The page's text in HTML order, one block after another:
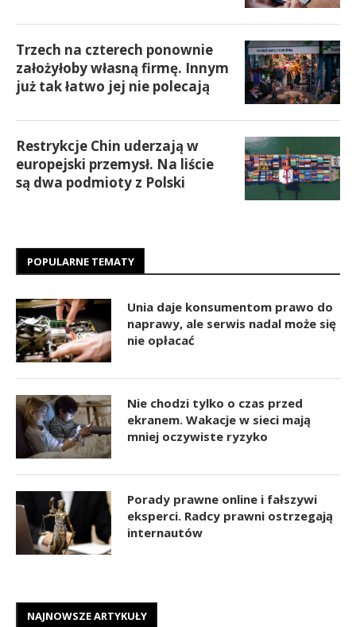
Trzech na czterech ponownie
założyłoby własną firmę. Innym
już tak łatwo jej nie polecają
Restrykcje Chin uderzają w
europejski przemysł. Na liście
są dwa podmioty z Polski
POPULARNE TEMATY
Unia daje konsumentom prawo do
naprawy, ale serwis nadal może się
nie opłacać
Nie chodzi tylko o czas przed
ekranem. Wakacje w sieci mają
mniej oczywiste ryzyko
Porady prawne online i fałszywi
eksperci. Radcy prawni ostrzegają
internautów
NAJNOWSZE ARTYKUŁY